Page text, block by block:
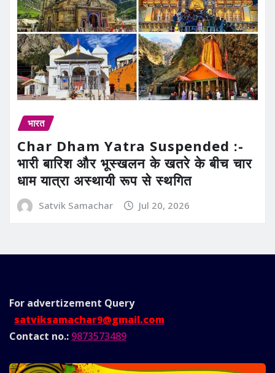
भारत
Char Dham Yatra Suspended :-
भारी बारिश और भूस्खलन के खतरे के बीच चार
धाम यात्रा अस्थायी रूप से स्थगित
Satvik Samachar Jul 20, 2026
For advertizement Query
satviksamachar9@gmail.com
Contact no.: 9873573489